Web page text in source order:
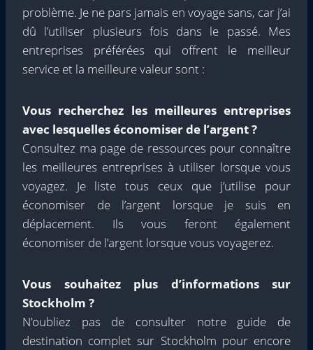
problème. Je ne pars jamais en voyage sans, car j’ai
dû l’utiliser plusieurs fois dans le passé. Mes
entreprises préférées qui offrent le meilleur
service et la meilleure valeur sont :
Vous recherchez les meilleures entreprises
avec lesquelles économiser de l’argent ?
Consultez ma page de ressources pour connaître
les meilleures entreprises à utiliser lorsque vous
voyagez. Je liste tous ceux que j’utilise pour
économiser de l’argent lorsque je suis en
déplacement. Ils vous feront également
économiser de l’argent lorsque vous voyagerez.
Vous souhaitez plus d’informations sur
Stockholm ?
N’oubliez pas de consulter notre guide de
destination complet sur Stockholm pour encore